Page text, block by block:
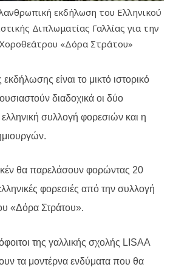
εκδήλωση του Ελληνικού
Διπλωματίας Γαλλίας για την
«Δόρα Στράτου»
είναι το μικτό ιστορικό
διαδοχικά οι δύο
συλλογή φορεσιών και η
θα παρελάσουν φορώντας 20
φορεσιές από την συλλογή
«Δόρα Στράτου».
της γαλλικής σχολής LISAA
τα μοντέρνα ενδύματα που θα